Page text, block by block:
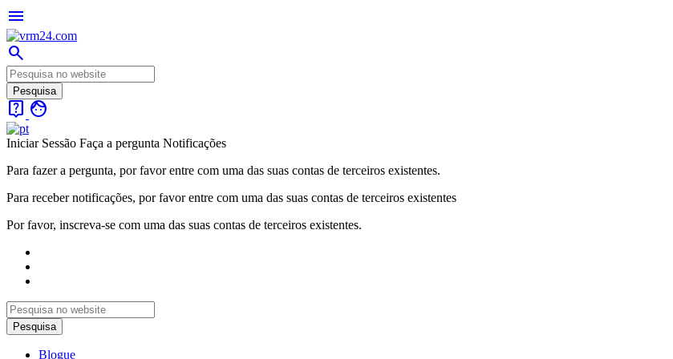
menu
search
live_help face
Iniciar Sessão Faça a pergunta Notificações
Para fazer a pergunta, por favor entre com uma das suas contas de terceiros existentes.
Para receber notificações, por favor entre com uma das suas contas de terceiros existentes
Por favor, inscreva-se com uma das suas contas de terceiros existentes.
Blogue